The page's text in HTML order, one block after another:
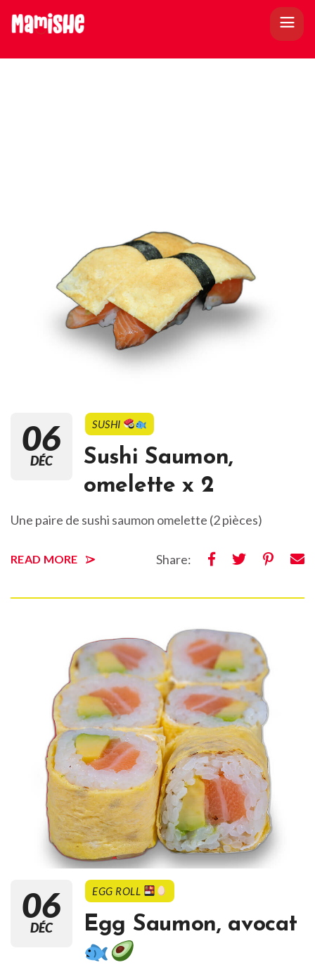
06
DÉC
SUSHI
Sushi Saumon,
omelette x 2
Une paire de sushi saumon omelette (2 pièces)
READ MORE Share:
06
DÉC
EGG ROLL
Egg Saumon, avocat